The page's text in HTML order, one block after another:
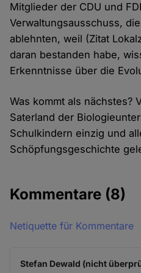
Mitglieder der CDU und
Verwaltungsausschuss,
ablehnten, weil (Zitat
daran bestanden habe,
Erkenntnisse über die
Was kommt als nächstes?
Saterland der
Schulkindern einzig und
Schöpfungsgeschichte
Kommentare (8)
Netiquette für Kommentare
Stefan Dewald (nicht